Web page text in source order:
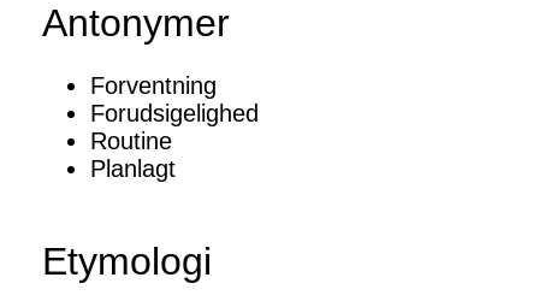
Antonymer
Forventning
Forudsigelighed
Routine
Planlagt
Etymologi